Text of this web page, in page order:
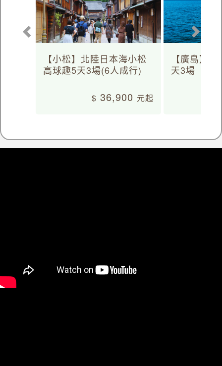
【小松】北陸日本海小松
高球趣5天3場(6人成行)
36,900
【廣島】
天3場